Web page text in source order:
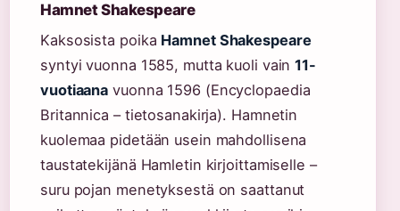
Hamnet Shakespeare
Kaksosista poika Hamnet Shakespeare
syntyi vuonna 1585, mutta kuoli vain11-
vuotiaana vuonna 1596 (Encyclopaedia
Britannica – tietosanakirja). Hamnetin
kuolemaa pidetään usein mahdollisena
taustatekijänä Hamletin kirjoittamiselle –
suru pojan menetyksestä on saattanut